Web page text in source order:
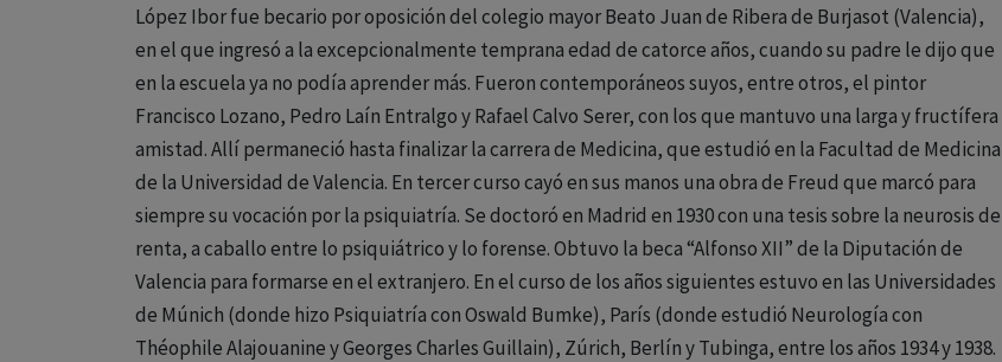
López Ibor fue becario por oposición del colegio mayor Beato Juan de Ribera de Burjasot (Valencia),
en el que ingresó a la excepcionalmente temprana edad de catorce años, cuando su padre le dijo que
en la escuela ya no podía aprender más. Fueron contemporáneos suyos, entre otros, el pintor
Francisco Lozano, Pedro Laín Entralgo y Rafael Calvo Serer, con los que mantuvo una larga y fructífera
amistad. Allí permaneció hasta finalizar la carrera de Medicina, que estudió en la Facultad de Medicina
de la Universidad de Valencia. En tercer curso cayó en sus manos una obra de Freud que marcó para
siempre su vocación por la psiquiatría. Se doctoró en Madrid en 1930 con una tesis sobre la neurosis de
renta, a caballo entre lo psiquiátrico y lo forense. Obtuvo la beca “Alfonso XII” de la Diputación de
Valencia para formarse en el extranjero. En el curso de los años siguientes estuvo en las Universidades
de Múnich (donde hizo Psiquiatría con Oswald Bumke), París (donde estudió Neurología con
Théophile Alajouanine y Georges Charles Guillain), Zúrich, Berlín y Tubinga, entre los años 1934 y 1938.